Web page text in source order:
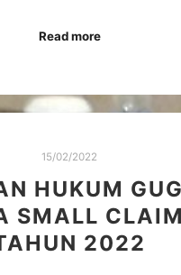
Read more
15/02/2022
HUKUM
SMALL
2022